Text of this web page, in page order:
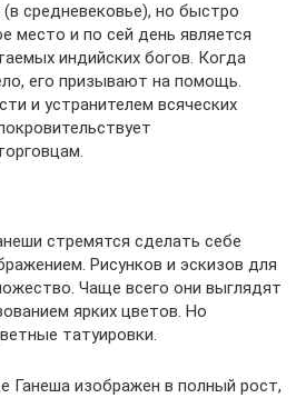
средневековье), но быстро
место и по сей день является
индийских богов. Когда
его призывают на помощь.
и устранителем всяческих
стремятся сделать себе
Рисунков и эскизов для
Чаще всего они выглядят
ярких цветов. Но
татуировки.
Ганеша изображен в полный рост,